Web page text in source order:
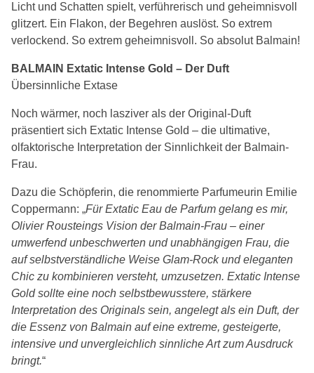
Licht und Schatten spielt, verführerisch und geheimnisvoll
glitzert. Ein Flakon, der Begehren auslöst. So extrem
verlockend. So extrem geheimnisvoll. So absolut Balmain!
BALMAIN Extatic Intense Gold – Der Duft
Übersinnliche Extase
Noch wärmer, noch lasziver als der Original-Duft
präsentiert sich Extatic Intense Gold – die ultimative,
olfaktorische Interpretation der Sinnlichkeit der Balmain-
Frau.
Dazu die Schöpferin, die renommierte Parfumeurin Emilie
Coppermann: „Für Extatic Eau de Parfum gelang es mir,
Olivier Rousteings Vision der Balmain-Frau – einer
umwerfend unbeschwerten und unabhängigen Frau, die
auf selbstverständliche Weise Glam-Rock und eleganten
Chic zu kombinieren versteht, umzusetzen. Extatic Intense
Gold sollte eine noch selbstbewusstere, stärkere
Interpretation des Originals sein, angelegt als ein Duft, der
die Essenz von Balmain auf eine extreme, gesteigerte,
intensive und unvergleichlich sinnliche Art zum Ausdruck
bringt.“